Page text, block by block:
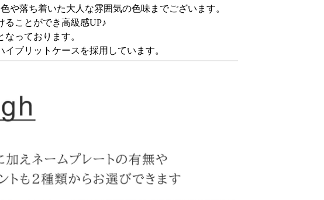
や落ち着いた大人な雰囲気の色味までございます。
ることができ高級感UP♪
っております。
ブリットケースを採用しています。